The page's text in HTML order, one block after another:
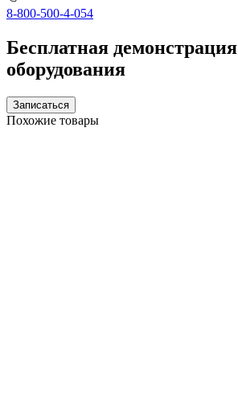
8-800-500-4-054
Бесплатная демонстрация
оборудования
Записаться
Похожие товары